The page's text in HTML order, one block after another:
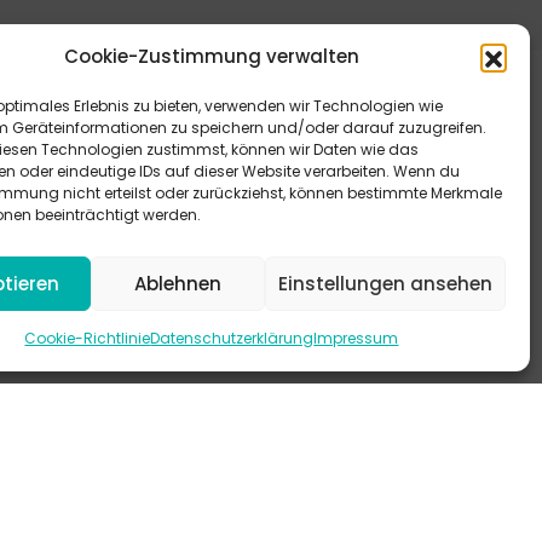
Cookie-Zustimmung verwalten
Erlebnis zu bieten, verwenden wir Technologien wie
Geräteinformationen zu speichern und/oder darauf zuzugreifen.
Technologien zustimmst, können wir Daten wie das
oder eindeutige IDs auf dieser Website verarbeiten. Wenn du
nicht erteilst oder zurückziehst, können bestimmte Merkmale
beeinträchtigt werden.
Ablehnen Einstellungen ansehen
Cookie-RichtlinieDatenschutzerklärungImpressum
Antworten bieten dir unsere FAQ.
mal auf Instagram vorbei.